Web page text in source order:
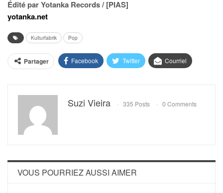
Édité par Yotanka Records / [PIAS]
yotanka.net
Kulturfabrik Pop
Partager Facebook Twitter Courriel
Suzi Vieira 335 Posts 0 Comments
VOUS POURRIEZ AUSSI AIMER